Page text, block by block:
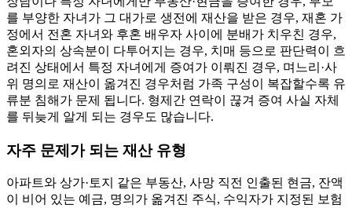
를 부양한 자녀가 그 대가로 생전에 재산을 받은 경우, 재혼 가
정에서 전혼 자녀와 후혼 배우자 사이에 분배가 치우친 경우,
혼외자의 상속분이 다투어지는 경우, 치매 등으로 판단력이 흐
려진 상태에서 특정 자녀에게 증여가 이뤄진 경우, 며느리·사
위 명의로 재산이 옮겨진 경우처럼 가족 구성이 복잡할수록 유
류분 침해가 문제 됩니다. 형제간 연락이 끊겨 증여 사실 자체
를 뒤늦게 알게 되는 경우도 많습니다.
자주 문제가 되는 재산 유형
아파트와 상가·토지 같은 부동산, 사망 직전 인출된 현금, 잔액
이 비어 있는 예금, 명의가 옮겨진 주식, 수익자가 지정된 보험